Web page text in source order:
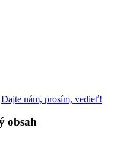
Dajte nám, prosím, vedieť!
obsah